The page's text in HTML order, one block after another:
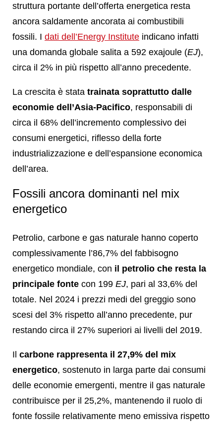
struttura portante dell’offerta energetica resta
ancora saldamente ancorata ai combustibili
fossili. I dati dell’Energy Institute indicano infatti
una domanda globale salita a 592 exajoule (EJ),
circa il 2% in più rispetto all’anno precedente.
La crescita è stata trainata soprattutto dalle
economie dell’Asia-Pacifico, responsabili di
circa il 68% dell’incremento complessivo dei
consumi energetici, riflesso della forte
industrializzazione e dell’espansione economica
dell’area.
Fossili ancora dominanti nel mix
energetico
Petrolio, carbone e gas naturale hanno coperto
complessivamente l’86,7% del fabbisogno
energetico mondiale, con il petrolio che resta la
principale fonte con 199 EJ, pari al 33,6% del
totale. Nel 2024 i prezzi medi del greggio sono
scesi del 3% rispetto all’anno precedente, pur
restando circa il 27% superiori ai livelli del 2019.
Il carbone rappresenta il 27,9% del mix
energetico, sostenuto in larga parte dai consumi
delle economie emergenti, mentre il gas naturale
contribuisce per il 25,2%, mantenendo il ruolo di
fonte fossile relativamente meno emissiva rispetto